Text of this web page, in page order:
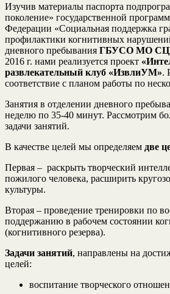
Изучив материалы паспорта
поколение» государственной
Федерации «Социальная поддержка
профилактики когнитивных
дневного пребывания ГБУСО МО
2016 г. нами реализуется проект
развлекательный клуб «ИзвлиУМ».
соответствие с планом работы по
Занятия в отделении дневного
неделю по 35-40 минут. Рассмотрим
задачи занятий.
В качестве целей мы определяем две
Первая – раскрыть творческий
пожилого человека, расширить
культуры.
Вторая – проведение тренировки по
поддержанию в рабочем состоянии
(когнитивного резерва).
Задачи занятий, направлены на
целей:
воспитание творческого